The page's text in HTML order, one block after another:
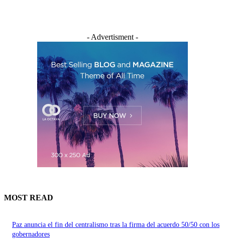
- Advertisment -
MOST READ
Paz anuncia el fin del centralismo tras la firma del acuerdo 50/50 con los
gobernadores